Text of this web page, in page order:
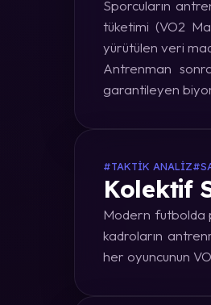
Sporcuların
tüketimi (VO2
yürütülen veri
Antrenman
garantileyen
#TAKTIK ANALIZ
Kolektif
Modern futbolda
kadroların
her oyuncunun